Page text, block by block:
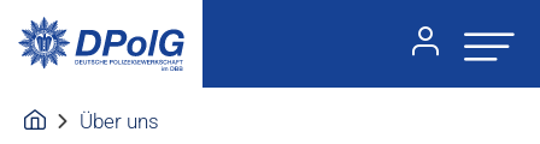
Über uns